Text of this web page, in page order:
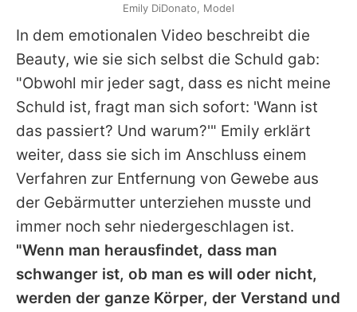
In dem emotionalen Video beschreibt die
Beauty, wie sie sich selbst die Schuld gab:
"Obwohl mir jeder sagt, dass es nicht meine
Schuld ist, fragt man sich sofort: 'Wann ist
das passiert? Und warum?'" Emily erklärt
weiter, dass sie sich im Anschluss einem
Verfahren zur Entfernung von Gewebe aus
der Gebärmutter unterziehen musste und
immer noch sehr niedergeschlagen ist.
"Wenn man herausfindet, dass man
schwanger ist, ob man es will oder nicht,
werden der ganze Körper, der Verstand und
Emily DiDonato, Model